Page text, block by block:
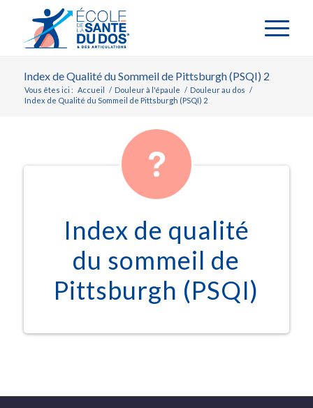
Index de Qualité du Sommeil de Pittsburgh (PSQI) 2
Vous êtes ici : Accueil / Douleur à l'épaule / Douleur au dos /
Index de Qualité du Sommeil de Pittsburgh (PSQI) 2
Index de qualité
du sommeil de
Pittsburgh (PSQI)